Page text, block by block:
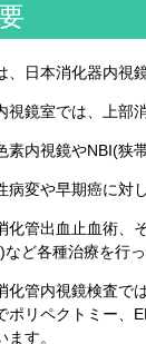
、日本消化器内視
視鏡室では、上部
素内視鏡やNBI(狭
病変や早期癌に対
化管出血止血術、
など各種治療を行っ
化管内視鏡検査で
ポリペクトミー、
ます。